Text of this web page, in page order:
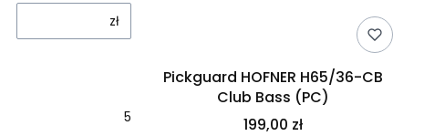
zł
5
Pickguard HOFNER H65/36-CB
Club Bass (PC)
199,00 zł